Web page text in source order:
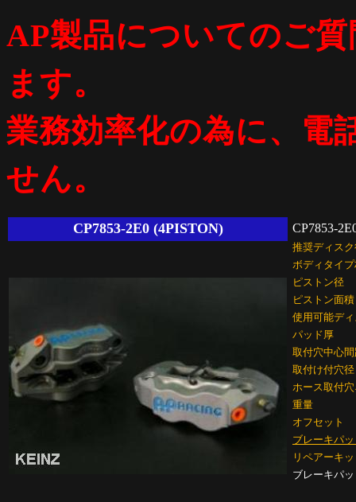
AP製品についてのご
ます。
業務効率化の為に、電
せん。
CP7853-2E0 (4PISTON) CP7853-
推奨ディス
ボディタイ
ピストン径
ピストン面積
使用可能デ
パッド厚
取付穴中心
取付け付穴径
ホース取付
重量
オフセット
ブレーキパ
リペアーキ
ブレーキパ